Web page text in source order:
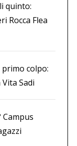
quinto:
Rocca Flea
primo colpo:
Sadi
Campus